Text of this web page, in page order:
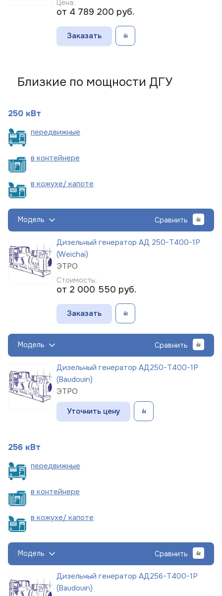
Цена:
от 4 789 200 руб.
Заказать
Близкие по мощности ДГУ
250 кВт
передвижные
в контейнере
в кожухе/ капоте
Модель Сравнить
Дизельный генератор АД 250-Т400-1Р
(Weichai)
ЭТРО
Стоимость:
от 2 000 550 руб.
Заказать
Модель Сравнить
Дизельный генератор АД250-Т400-1Р
(Baudouin)
ЭТРО
Уточнить цену
256 кВт
передвижные
в контейнере
в кожухе/ капоте
Модель Сравнить
Дизельный генератор АД256-Т400-1Р
(Baudouin)